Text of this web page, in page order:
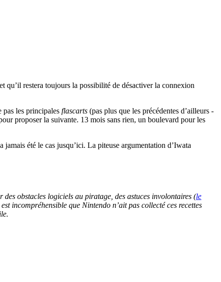
qu’il restera toujours la possibilité de désactiver la connexion
les principales flascarts (pas plus que les précédentes d’ailleurs -
proposer la suivante. 13 mois sans rien, un boulevard pour les
été le cas jusqu’ici. La piteuse argumentation d’Iwata
des obstacles logiciels au piratage, des astuces involontaires (le
incompréhensible que Nintendo n’ait pas collecté ces recettes